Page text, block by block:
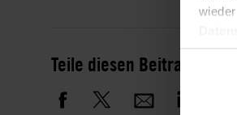
Teile diesen Beitrag